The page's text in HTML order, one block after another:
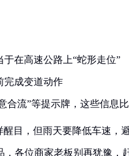
于在高速公路上“蛇形走位”
完成变道动作
合流”等提示牌，这些信息
目，但雨天要降低车速，
各位商家老板别再犹豫，